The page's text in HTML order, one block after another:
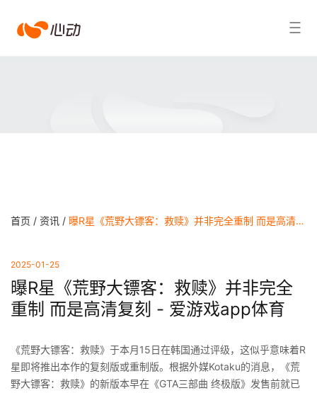
爱搜索结果
首页 / 资讯 / 曝R星《荒野大镖客：救赎》并非完全重制 而是高清复刻 - 爱游戏app体育
2025-01-25
曝R星《荒野大镖客：救赎》并非完全
重制 而是高清复刻 - 爱游戏app体育
《荒野大镖客：救赎》于本月15日在韩国通过评级，这似乎意味着R
星即将推出本作的复刻版或重制版。根据外媒Kotaku的消息，《荒
野大镖客：救赎》的新版本早在《GTA三部曲 终极版》发售前就已